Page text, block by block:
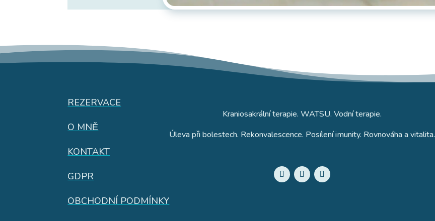
REZERVACE
O MNĚ
KONTAKT
GDPR
OBCHODNÍ PODMÍNKY
Kraniosakrální terapie. WATSU. Vodní terapie.
Úleva při bolestech. Rekonvalescence. Posílení imunity. Rovnováha a vitalita.